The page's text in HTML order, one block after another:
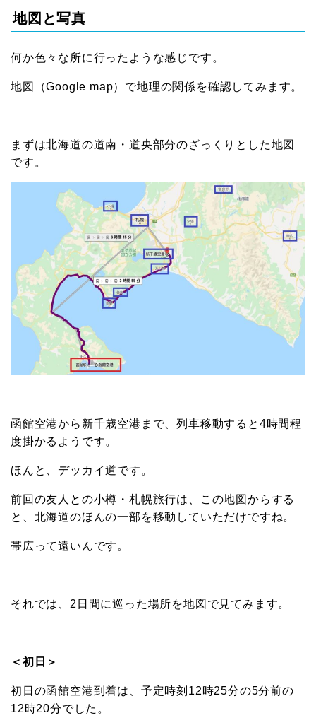
地図と写真
何か色々な所に行ったような感じです。
地図（Google map）で地理の関係を確認してみます。
まずは北海道の道南・道央部分のざっくりとした地図
です。
函館空港から新千歳空港まで、列車移動すると4時間程
度掛かるようです。
ほんと、デッカイ道です。
前回の友人との小樽・札幌旅行は、この地図からする
と、北海道のほんの一部を移動していただけですね。
帯広って遠いんです。
それでは、2日間に巡った場所を地図で見てみます。
＜初日＞
初日の函館空港到着は、予定時刻12時25分の5分前の
12時20分でした。